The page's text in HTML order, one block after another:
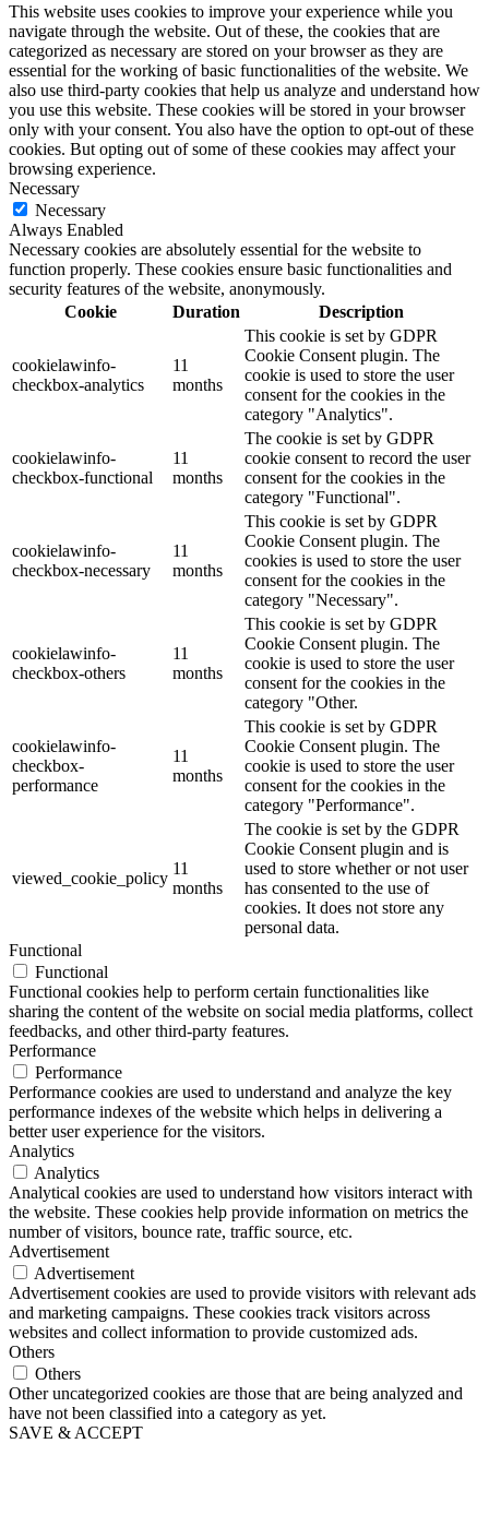
This website uses cookies to improve your experience while you
navigate through the website. Out of these, the cookies that are
categorized as necessary are stored on your browser as they are
essential for the working of basic functionalities of the website. We
also use third-party cookies that help us analyze and understand how
you use this website. These cookies will be stored in your browser
only with your consent. You also have the option to opt-out of these
cookies. But opting out of some of these cookies may affect your
browsing experience.
Necessary
Necessary
Always Enabled
Necessary cookies are absolutely essential for the website to
function properly. These cookies ensure basic functionalities and
security features of the website, anonymously.
Cookie
Duration Description
cookielawinfo-
checkbox-analytics
11
months
This cookie is set by GDPR
Cookie Consent plugin. The
cookie is used to store the user
consent for the cookies in the
category "Analytics".
cookielawinfo-
checkbox-functional
11
months
The cookie is set by GDPR
cookie consent to record the user
consent for the cookies in the
category "Functional".
cookielawinfo-
checkbox-necessary
11
months
This cookie is set by GDPR
Cookie Consent plugin. The
cookies is used to store the user
consent for the cookies in the
category "Necessary".
cookielawinfo-
checkbox-others
11
months
This cookie is set by GDPR
Cookie Consent plugin. The
cookie is used to store the user
consent for the cookies in the
category "Other.
cookielawinfo-
checkbox-
performance
11
months
This cookie is set by GDPR
Cookie Consent plugin. The
cookie is used to store the user
consent for the cookies in the
category "Performance".
viewed_cookie_policy
11
months
The cookie is set by the GDPR
Cookie Consent plugin and is
used to store whether or not user
has consented to the use of
cookies. It does not store any
personal data.
Functional
Functional
Functional cookies help to perform certain functionalities like
sharing the content of the website on social media platforms, collect
feedbacks, and other third-party features.
Performance
Performance
Performance cookies are used to understand and analyze the key
performance indexes of the website which helps in delivering a
better user experience for the visitors.
Analytics
Analytics
Analytical cookies are used to understand how visitors interact with
the website. These cookies help provide information on metrics the
number of visitors, bounce rate, traffic source, etc.
Advertisement
Advertisement
Advertisement cookies are used to provide visitors with relevant ads
and marketing campaigns. These cookies track visitors across
websites and collect information to provide customized ads.
Others
Others
Other uncategorized cookies are those that are being analyzed and
have not been classified into a category as yet.
SAVE & ACCEPT